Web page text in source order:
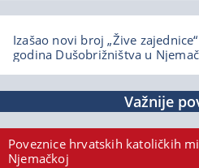
Izašao novi broj „Žive
godina Dušobrižništva u
Važnije
Poveznice hrvatskih katoličkih
Njemačkoj